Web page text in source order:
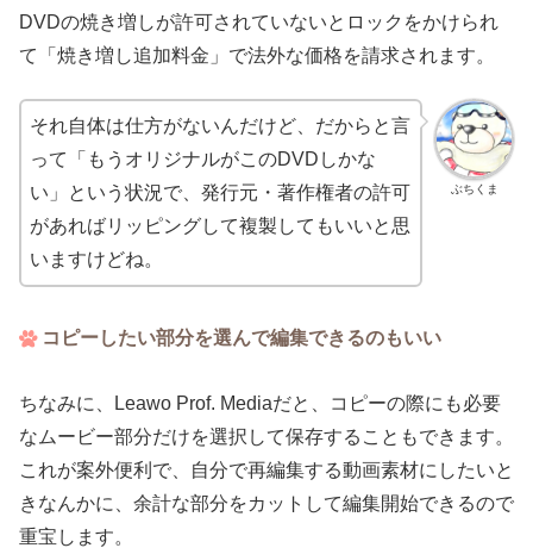
DVDの焼き増しが許可されていないとロックをかけられ
て「焼き増し追加料金」で法外な価格を請求されます。
ぶちくま
それ自体は仕方がないんだけど、だからと言
って「もうオリジナルがこのDVDしかな
い」という状況で、発行元・著作権者の許可
があればリッピングして複製してもいいと思
いますけどね。
コピーしたい部分を選んで編集できるのもいい
ちなみに、Leawo Prof. Mediaだと、コピーの際にも必要
なムービー部分だけを選択して保存することもできます。
これが案外便利で、自分で再編集する動画素材にしたいと
きなんかに、余計な部分をカットして編集開始できるので
重宝します。